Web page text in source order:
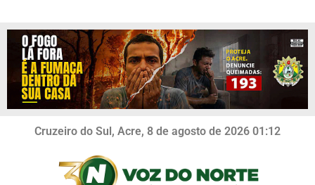
Cruzeiro do Sul, Acre, 8 de agosto de 2026 01:12